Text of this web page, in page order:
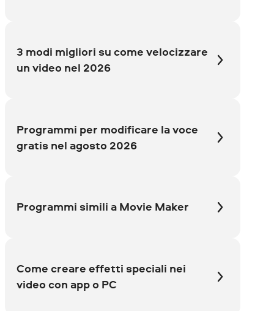
3 modi migliori su come velocizzare
un video nel 2026
Programmi per modificare la voce
gratis nel agosto 2026
Programmi simili a Movie Maker
Come creare effetti speciali nei
video con app o PC